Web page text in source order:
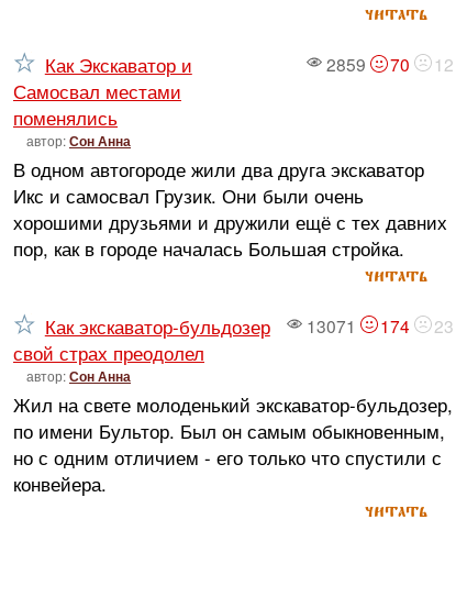
читать
2859 70 12
Как Экскаватор и
Самосвал местами
поменялись
автор:Сон Анна
В одном автогороде жили два друга экскаватор
Икс и самосвал Грузик. Они были очень
хорошими друзьями и дружили ещё с тех давних
пор, как в городе началась Большая стройка.
читать
13071 174 23
Как экскаватор-бульдозер
свой страх преодолел
автор:Сон Анна
Жил на свете молоденький экскаватор-бульдозер,
по имени Бультор. Был он самым обыкновенным,
но с одним отличием - его только что спустили с
конвейера.
читать